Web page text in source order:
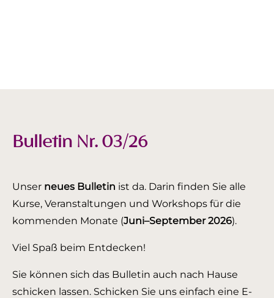
Bulletin Nr. 03/26
Unser neues Bulletin ist da. Darin finden Sie alle
Kurse, Veranstaltungen und Workshops für die
kommenden Monate (Juni–September 2026).
Viel Spaß beim Entdecken!
Sie können sich das Bulletin auch nach Hause
schicken lassen. Schicken Sie uns einfach eine E-